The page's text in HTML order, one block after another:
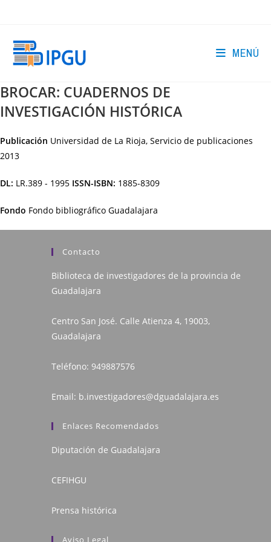
MENÚ
BROCAR: CUADERNOS DE
INVESTIGACIÓN HISTÓRICA
Publicación Universidad de La Rioja, Servicio de publicaciones
2013
DL: LR.389 - 1995 ISSN-ISBN: 1885-8309
Fondo Fondo bibliográfico Guadalajara
Contacto
Biblioteca de investigadores de la provincia de
Guadalajara
Centro San José. Calle Atienza 4, 19003,
Guadalajara
Teléfono: 949887576
Email: b.investigadores@dguadalajara.es
Enlaces Recomendados
Diputación de Guadalajara
CEFIHGU
Prensa histórica
Aviso Legal